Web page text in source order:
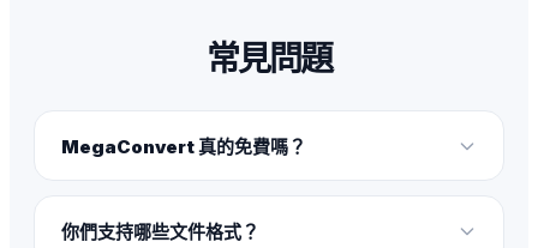
常見問題
MegaConvert 真的免費嗎？
你們支持哪些文件格式？